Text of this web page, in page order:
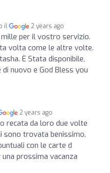
il 2 years ago
mille per il vostro servizio.
volta come le altre volte.
È Stata disponibile,
nuovo e God Bless you
2 years ago
recata da loro due volte
sono trovata benissimo.
con le carte d
prossima vacanza